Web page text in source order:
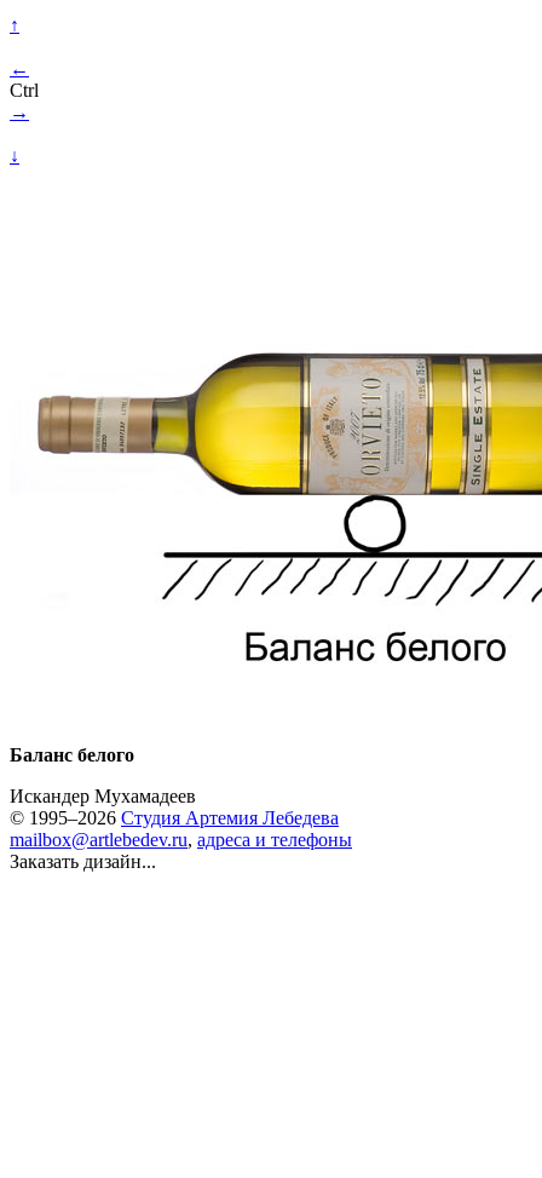
↑
←
Ctrl
→
↓
Баланс белого
Искандер Мухамадеев
© 1995–2026 Студия Артемия Лебедева
mailbox@artlebedev.ru, адреса и телефоны
Заказать дизайн...